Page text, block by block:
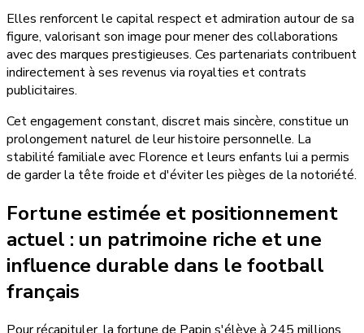
Elles renforcent le capital respect et admiration autour de sa
figure, valorisant son image pour mener des collaborations
avec des marques prestigieuses. Ces partenariats contribuent
indirectement à ses revenus via royalties et contrats
publicitaires.
Cet engagement constant, discret mais sincère, constitue un
prolongement naturel de leur histoire personnelle. La
stabilité familiale avec Florence et leurs enfants lui a permis
de garder la tête froide et d'éviter les pièges de la notoriété.
Fortune estimée et positionnement
actuel : un patrimoine riche et une
influence durable dans le football
français